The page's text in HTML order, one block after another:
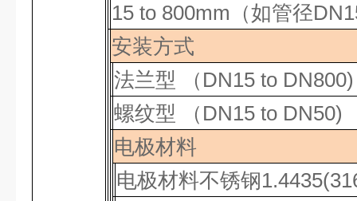
15 to 800mm （如管径
安装方式
法兰型 （DN15 to DN800)
螺纹型
（ DN15 to DN50)
电极材料
电极材料不锈钢